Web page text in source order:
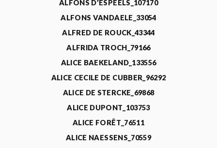
ALFONS D’ESPEELS_107170
ALFONS VANDAELE_33054
ALFRED DE ROUCK_43344
ALFRIDA TROCH_79166
ALICE BAEKELAND_133556
ALICE CECILE DE CUBBER_96292
ALICE DE STERCKE_69868
ALICE DUPONT_103753
ALICE FORÊT_76511
ALICE NAESSENS_70559